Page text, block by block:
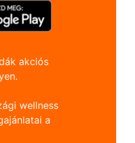
akciós
wellness
a